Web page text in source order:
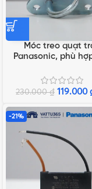
Móc treo quạt
Panasonic, phù
quạt trần | Loại
230.000₫ 119.000
-21%